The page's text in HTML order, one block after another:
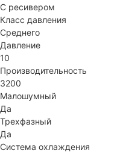
С ресивером
Класс давления
Среднего
Давление
10
Производительность
3200
Малошумный
Да
Трехфазный
Да
Система охлаждения